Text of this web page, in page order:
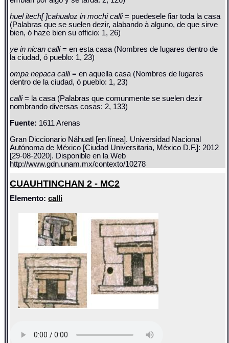
huel itech[ ]cahualoz in mochi calli= puedesele fiar toda la casa
(Palabras que se suelen dezir, alabando à alguno, de que sirve
bien, ó haze bien su officio: 1, 26)
ye in nican calli= en esta casa (Nombres de lugares dentro de
la ciudad, ó pueblo: 1, 23)
ompa nepaca calli= en aquella casa (Nombres de lugares
dentro de la ciudad, ó pueblo: 1, 23)
calli= la casa (Palabras que comunmente se suelen dezir
nombrando diversas cosas: 2, 133)
Fuente: 1611 Arenas
Gran Diccionario Náhuatl [en línea]. Universidad Nacional
Autónoma de México [Ciudad Universitaria, México D.F.]: 2012
[29-08-2020]. Disponible en la Web
http://www.gdn.unam.mx/contexto/10278
CUAUHTINCHAN 2 - MC2
Elemento:calli